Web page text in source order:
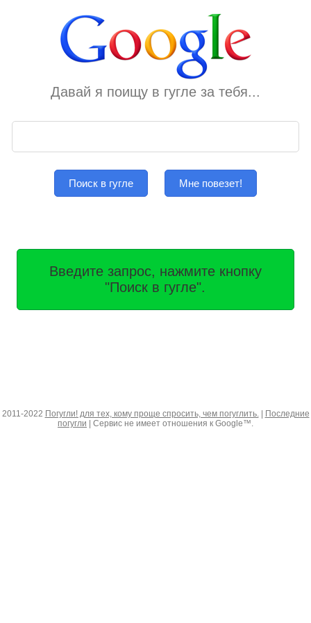
Давай я поищу в гугле за тебя...
Поиск в гугле Мне повезет!
Введите запрос, нажмите кнопку
"Поиск в гугле".
2011-2022 Погугли! для тех, кому проще спросить, чем погуглить.|
Последние
погугли | Сервис не имеет отношения к Google™.